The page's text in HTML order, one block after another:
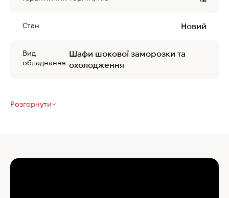
Стан Новий
Вид
обладнання
Шафи шокової заморозки та
охолодження
Розгорнути